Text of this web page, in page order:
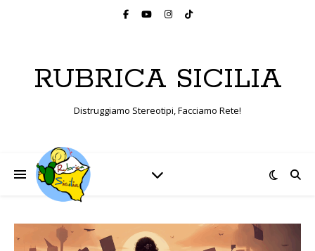
RUBRICA SICILIA
Distruggiamo Stereotipi, Facciamo Rete!